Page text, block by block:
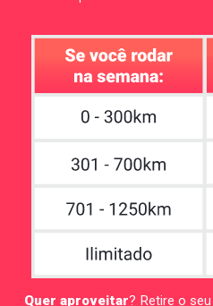
Quer aproveitar? Retire o